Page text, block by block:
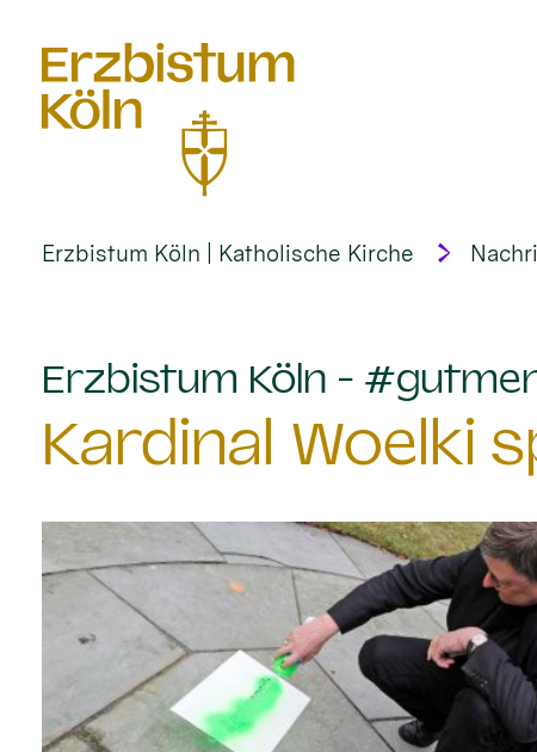
Erzbistum Köln | Katholische Kirche
Erzbistum Köln -
Kardinal Woelki